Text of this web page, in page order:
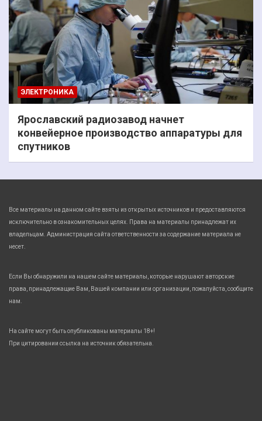
ЭЛЕКТРОНИКА
Ярославский радиозавод начнет
конвейерное производство аппаратуры для
спутников
Все материалы на данном сайте взяты из открытых источников и предоставляются
исключительно в ознакомительных целях. Права на материалы принадлежат их
владельцам. Администрация сайта ответственности за содержание материала не
несет.
Если Вы обнаружили на нашем сайте материалы, которые нарушают авторские
права, принадлежащие Вам, Вашей компании или организации, пожалуйста, сообщите
нам.
На сайте могут быть опубликованы материалы 18+!
При цитировании ссылка на источник обязательна.